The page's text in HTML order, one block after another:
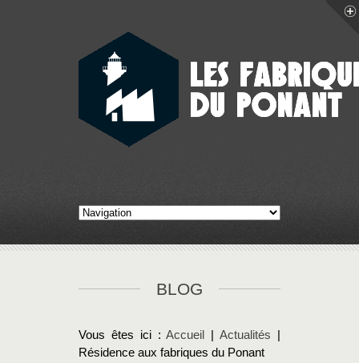
BLOG
Vous êtes ici :Accueil |Actualités
Résidence aux fabriques du Ponant